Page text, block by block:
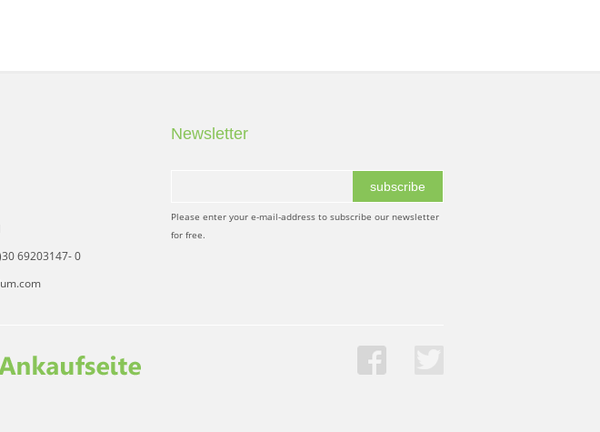
69203147- 0
Newsletter
subscribe
Please enter your e-mail-address to subscribe our newsletter
for free.